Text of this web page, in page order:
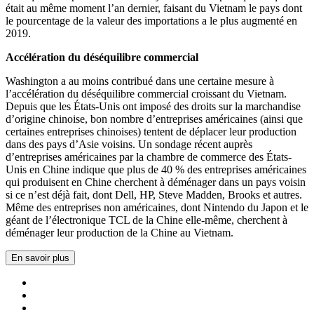
était au même moment l’an dernier, faisant du Vietnam le pays dont
le pourcentage de la valeur des importations a le plus augmenté en
2019.
Accélération du déséquilibre commercial
Washington a au moins contribué dans une certaine mesure à
l’accélération du déséquilibre commercial croissant du Vietnam.
Depuis que les États-Unis ont imposé des droits sur la marchandise
d’origine chinoise, bon nombre d’entreprises américaines (ainsi que
certaines entreprises chinoises) tentent de déplacer leur production
dans des pays d’Asie voisins. Un sondage récent auprès
d’entreprises américaines par la chambre de commerce des États-
Unis en Chine indique que plus de 40 % des entreprises américaines
qui produisent en Chine cherchent à déménager dans un pays voisin
si ce n’est déjà fait, dont Dell, HP, Steve Madden, Brooks et autres.
Même des entreprises non américaines, dont Nintendo du Japon et le
géant de l’électronique TCL de la Chine elle-même, cherchent à
déménager leur production de la Chine au Vietnam.
En savoir plus